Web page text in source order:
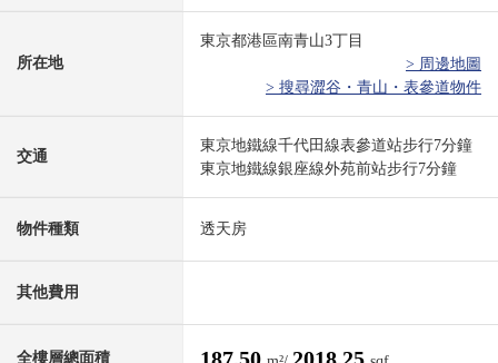
所在地
東京都港區南青山3丁目
> 周邊地圖
> 搜尋澀谷・青山・表參道物件
交通
東京地鐵線千代田線表參道站步行7分鐘
東京地鐵線銀座線外苑前站步行7分鐘
物件種類 透天房
其他費用
全樓層總面積